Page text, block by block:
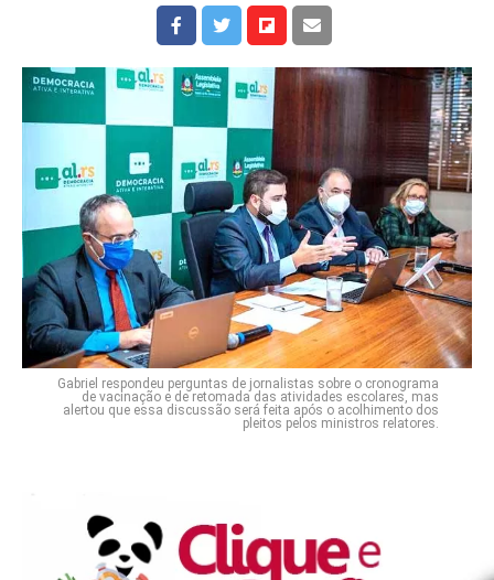
Gabriel respondeu perguntas de jornalistas sobre o cronograma
de vacinação e de retomada das atividades escolares, mas
alertou que essa discussão será feita após o acolhimento dos
pleitos pelos ministros relatores.